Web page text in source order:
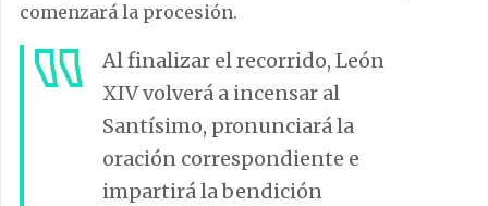
comenzará la procesión.
Al finalizar el recorrido, León
XIV volverá a incensar al
Santísimo, pronunciará la
oración correspondiente e
impartirá la bendición